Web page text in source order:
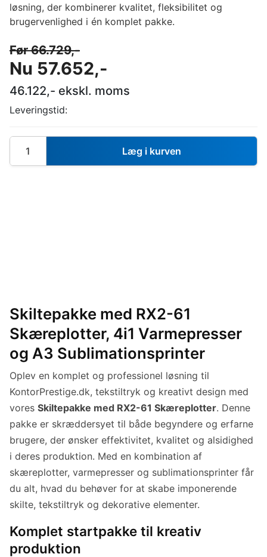
løsning, der kombinerer kvalitet, fleksibilitet og
brugervenlighed i én komplet pakke.
Før66.729,-
Nu 57.652,-
46.122,- ekskl. moms
Leveringstid:
Læg i kurven
Skiltepakke med RX2-61
Skæreplotter, 4i1 Varmepresser
og A3 Sublimationsprinter
Oplev en komplet og professionel løsning til
KontorPrestige.dk, tekstiltryk og kreativt design med
vores Skiltepakke med RX2-61 Skæreplotter. Denne
pakke er skræddersyet til både begyndere og erfarne
brugere, der ønsker effektivitet, kvalitet og alsidighed
i deres produktion. Med en kombination af
skæreplotter, varmepresser og sublimationsprinter får
du alt, hvad du behøver for at skabe imponerende
skilte, tekstiltryk og dekorative elementer.
Komplet startpakke til kreativ
produktion